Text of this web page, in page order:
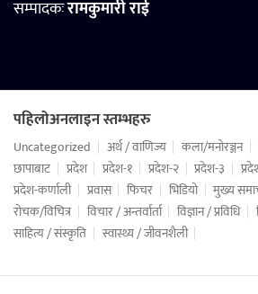
सम्पादकःरामकुमारी राई
पहिलोअनलाइन स्तम्भहरु
Uncategorized अर्थ / वाणिज्य कला/मनोरञ्जन
छापाबाट
प्रदेश प्रदेश-१ प्रदेश-२ प्रदेश-३
प्रदेश-कर्णाली
प्रवास फिचर भिडियो मुख्य
रोचक/विचित्र
विचार / अन्तर्वार्ता विज्ञान / प्रविधि
साहित्य / संस्कृति
स्वास्थ्य / जीवनशैली